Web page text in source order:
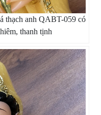
thạch anh QABT-059 có
thanh tịnh